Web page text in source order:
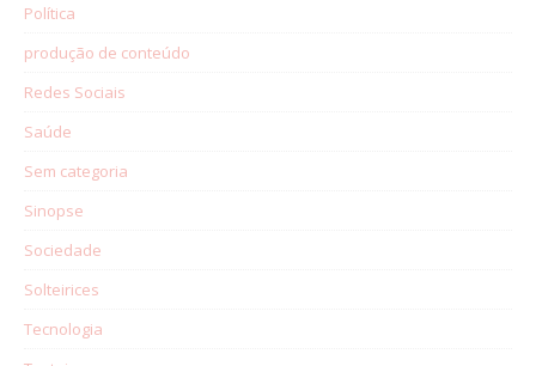
Política
produção de conteúdo
Redes Sociais
Saúde
Sem categoria
Sinopse
Sociedade
Solteirices
Tecnologia